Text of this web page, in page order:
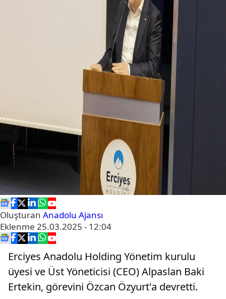
Oluşturan Anadolu Ajansı
Eklenme 25.03.2025 - 12:04
Erciyes Anadolu Holding Yönetim kurulu
üyesi ve Üst Yöneticisi (CEO) Alpaslan Baki
Ertekin, görevini Özcan Özyurt'a devretti.